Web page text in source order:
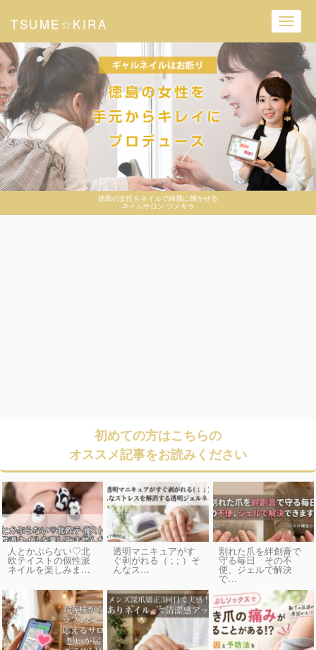
徳島の女性をネイルで綺麗に輝かせる
ネイルサロン ツメキラ
TSUME☆KIRA
初めての方はこちらの
オススメ記事をお読みください
人とかぶらない♡北
欧テイストの個性派
ネイルを楽しみま…
透明マニキュアがす
ぐ剥がれる（ ; ; ）そ
んなス…
割れた爪を絆創膏で
守る毎日 その不
便、ジェルで解決
で…